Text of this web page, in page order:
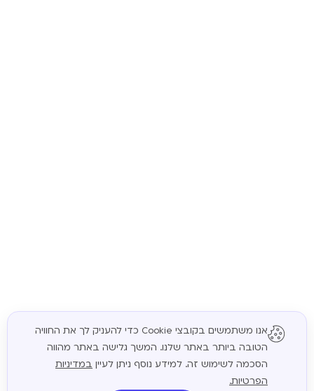
המשך
אנו משתמשים בקובצי Cookie כדי להעניק לך את החוויה
הטובה ביותר באתר שלנו. המשך גלישה באתר מהווה
הסכמה לשימוש זה. למידע נוסף ניתן לעיין במדיניות
הפרטיות.